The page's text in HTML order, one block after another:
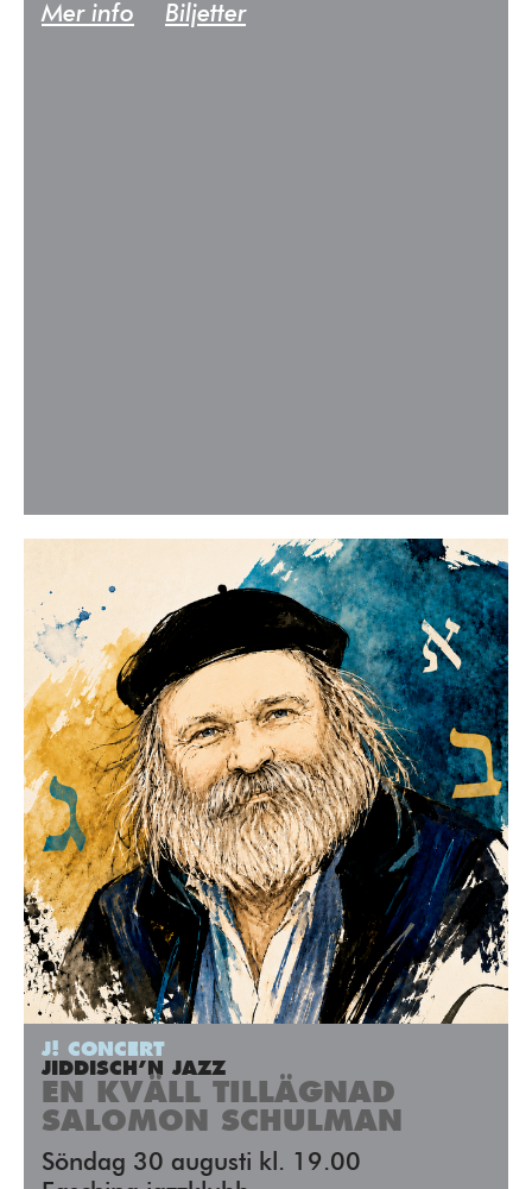
Mer info
Biljetter
J! CONCERT
JIDDISCH’N JAZZ
EN KVÄLL TILLÄGNAD
SALOMON SCHULMAN
Söndag 30 augusti kl. 19.00